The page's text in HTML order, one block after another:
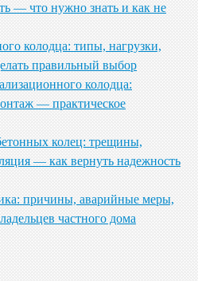
— что нужно знать и как не
колодца: типы, нагрузки,
правильный выбор
колодца:
— практическое
колец: трещины,
— как вернуть надежность
причины, аварийные меры,
частного дома